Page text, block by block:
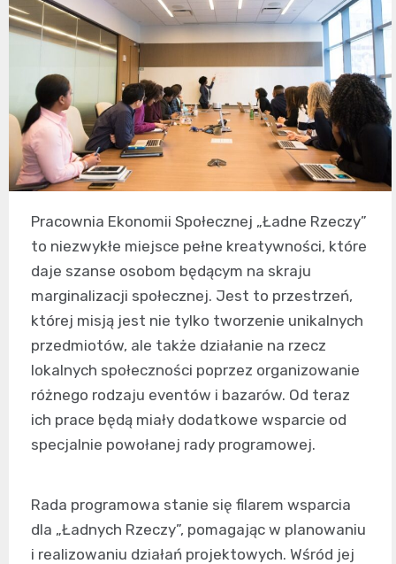
Pracownia Ekonomii Społecznej „Ładne Rzeczy”
to niezwykłe miejsce pełne kreatywności, które
daje szanse osobom będącym na skraju
marginalizacji społecznej. Jest to przestrzeń,
której misją jest nie tylko tworzenie unikalnych
przedmiotów, ale także działanie na rzecz
lokalnych społeczności poprzez organizowanie
różnego rodzaju eventów i bazarów. Od teraz
ich prace będą miały dodatkowe wsparcie od
specjalnie powołanej rady programowej.
Rada programowa stanie się filarem wsparcia
dla „Ładnych Rzeczy”, pomagając w planowaniu
i realizowaniu działań projektowych. Wśród jej